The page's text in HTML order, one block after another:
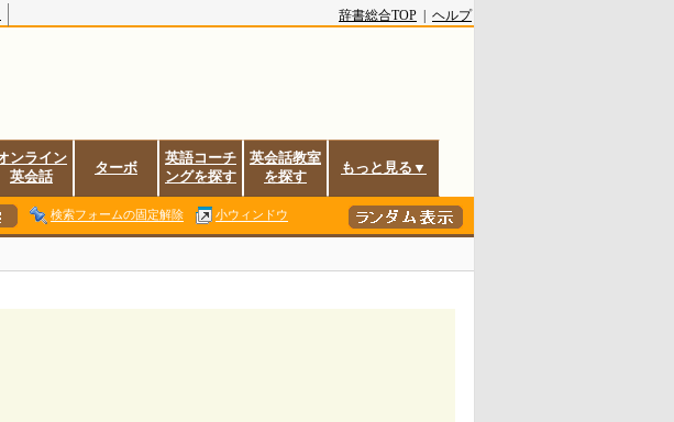
辞書総合TOP ヘルプ
ンライン
英会話
ターボ
英語コーチ
ングを探す
英会話教室
を探す
もっと見る▼
検索フォームの固定解除 小ウィンドウ